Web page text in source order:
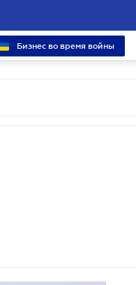
Бизнес во время войны